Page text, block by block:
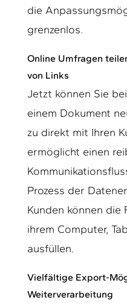
die
grenzenlos.
Online Umfragen
von Links
Jetzt können Sie
einem Dokument
zu direkt mit Ihren
ermöglicht einen
Prozess der
Kunden können die
ihrem Computer,
ausfüllen.
Vielfältige Export-
Weiterverarbeitung